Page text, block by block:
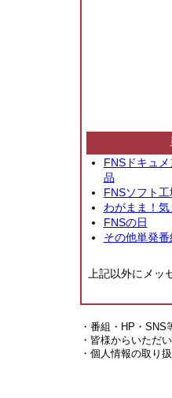
FNSドキュ
品
FNSソフト工
わがまま！
FNSの日
その他単発番
上記以外にメッ
・番組・HP・
・皆様からいただ
・個人情報の取り